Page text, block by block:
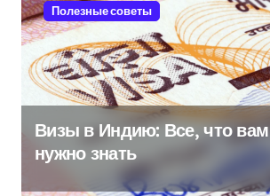
Полезные советы
Визы в Индию: Все, что вам
нужно знать